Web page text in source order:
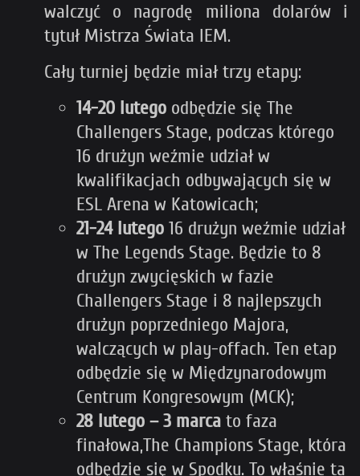
walczyć o nagrodę miliona dolarów i
tytuł Mistrza Świata IEM.
Cały turniej będzie miał trzy etapy:
14-20 lutego odbędzie się The
Challengers Stage, podczas którego
16 drużyn weźmie udział w
kwalifikacjach odbywających się w
ESL Arena w Katowicach;
21-24 lutego 16 drużyn weźmie udział
w The Legends Stage. Będzie to 8
drużyn zwycięskich w fazie
Challengers Stage i 8 najlepszych
drużyn poprzedniego Majora,
walczących w play-offach. Ten etap
odbędzie się w Międzynarodowym
Centrum Kongresowym (MCK);
28 lutego – 3 marca to faza
finałowa,The Champions Stage, która
odbędzie się w Spodku. To właśnie ta